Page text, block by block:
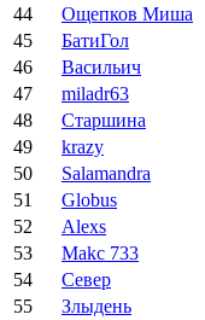
44
Ощепков Миша
45
БатиГол
46
Васильич
47
miladr63
48
Старшина
49
krazy
50
Salamandra
51
Globus
52
Alexs
53
Makc 733
54
Север
55
Злыдень